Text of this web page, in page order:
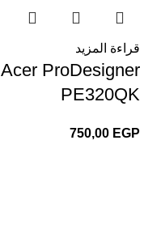
قراءة المزيد
Acer ProDesigner
PE320QK
750,00 EGP